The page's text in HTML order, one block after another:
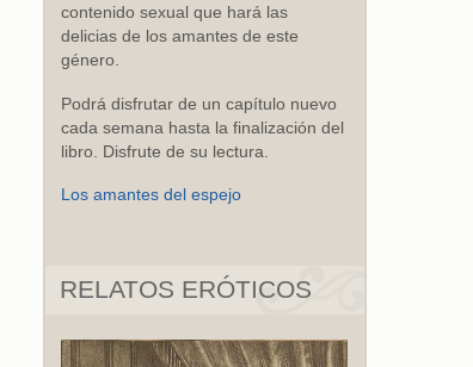
contenido sexual que hará las
delicias de los amantes de este
género.
Podrá disfrutar de un capítulo nuevo
cada semana hasta la finalización del
libro. Disfrute de su lectura.
Los amantes del espejo
RELATOS ERÓTICOS